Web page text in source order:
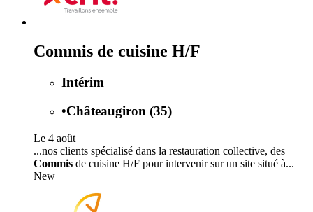
Commis de cuisine H/F
Intérim
•Châteaugiron (35)
Le 4 août
...nos clients spécialisé dans la restauration collective, des
Commis de cuisine H/F pour intervenir sur un site situé à...
New